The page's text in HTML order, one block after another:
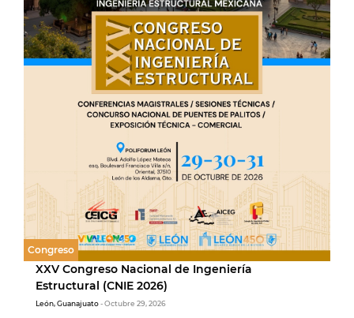
Congreso
XXV Congreso Nacional de Ingeniería
Estructural (CNIE 2026)
León, Guanajuato- Octubre 29, 2026